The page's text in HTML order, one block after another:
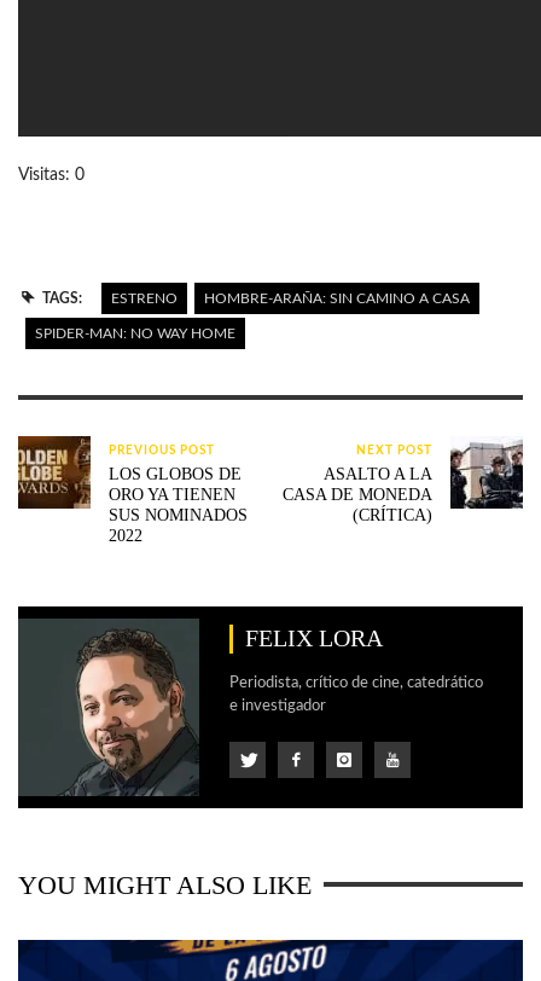
Visitas: 0
TAGS: ESTRENO HOMBRE-ARAÑA: SIN CAMINO A CASA
SPIDER-MAN: NO WAY HOME
PREVIOUS POST
LOS GLOBOS DE
ORO YA TIENEN
SUS NOMINADOS
2022
NEXT POST
ASALTO A LA
CASA DE MONEDA
(CRÍTICA)
FELIX LORA
Periodista, crítico de cine, catedrático
e investigador
YOU MIGHT ALSO LIKE